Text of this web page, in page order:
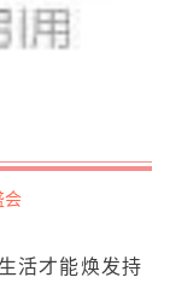
会
活才能焕发持